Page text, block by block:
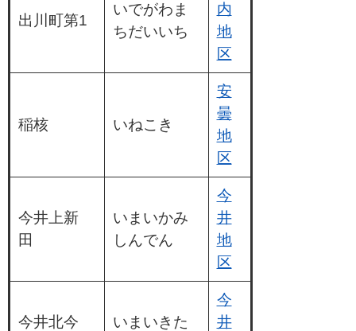
出川町第1
いでがわま
ちだいいち
内
地
区
稲核 いねこき
安
曇
地
区
今井上新
田
いまいかみ
しんでん
今
井
地
区
今井北今
いまいきた
今
井